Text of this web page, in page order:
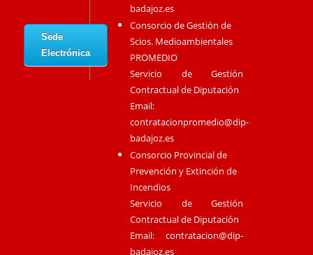
Sede
Electrónica
badajoz.es
Consorcio de Gestión de
Scios. Medioambientales
PROMEDIO
Servicio de Gestión
Contractual de Diputación
Email:
contratacionpromedio@dip-
badajoz.es
Consorcio Provincial de
Prevención y Extinción de
Incendios
Servicio de Gestión
Contractual de Diputación
Email:contratacion@dip-
badajoz.es